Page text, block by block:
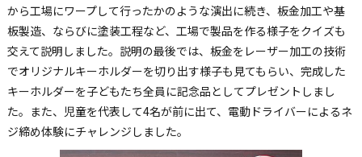
から工場にワープして行ったかのような演出に続き、板金加工や基
板製造、ならびに塗装工程など、工場で製品を作る様子をクイズも
交えて説明しました。説明の最後では、板金をレーザー加工の技術
でオリジナルキーホルダーを切り出す様子も見てもらい、完成した
キーホルダーを子どもたち全員に記念品としてプレゼントしまし
た。また、児童を代表して4名が前に出て、電動ドライバーによるネ
ジ締め体験にチャレンジしました。